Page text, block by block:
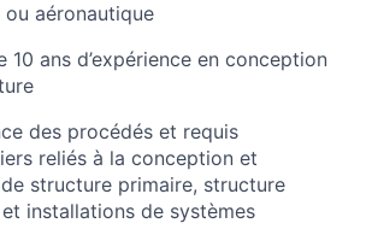
ou aéronautique
10 ans d’expérience en conception
des procédés et requis
reliés à la conception et
structure primaire, structure
installations de systèmes